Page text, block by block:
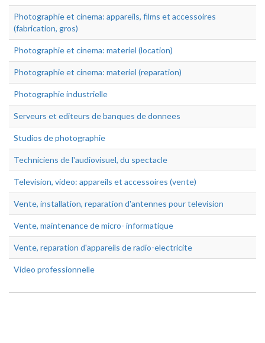
Photographie et cinema: appareils, films et accessoires
(fabrication, gros)
Photographie et cinema: materiel (location)
Photographie et cinema: materiel (reparation)
Photographie industrielle
Serveurs et editeurs de banques de donnees
Studios de photographie
Techniciens de l'audiovisuel, du spectacle
Television, video: appareils et accessoires (vente)
Vente, installation, reparation d'antennes pour television
Vente, maintenance de micro- informatique
Vente, reparation d'appareils de radio-electricite
Video professionnelle